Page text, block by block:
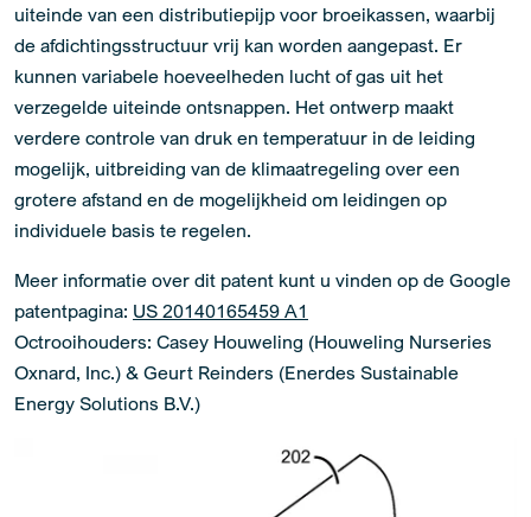
uiteinde van een distributiepijp voor broeikassen, waarbij
de afdichtingsstructuur vrij kan worden aangepast. Er
kunnen variabele hoeveelheden lucht of gas uit het
verzegelde uiteinde ontsnappen. Het ontwerp maakt
verdere controle van druk en temperatuur in de leiding
mogelijk, uitbreiding van de klimaatregeling over een
grotere afstand en de mogelijkheid om leidingen op
individuele basis te regelen.
Meer informatie over dit patent kunt u vinden op de Google
patentpagina: US 20140165459 A1
Octrooihouders: Casey Houweling (Houweling Nurseries
Oxnard, Inc.) & Geurt Reinders (Enerdes Sustainable
Energy Solutions B.V.)